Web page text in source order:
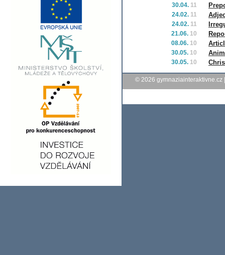
30.04. 11
24.02. 11
24.02. 11
21.06. 10
08.06. 10
30.05. 10
30.05. 10
© 2026 gymnaziainteraktivne.cz